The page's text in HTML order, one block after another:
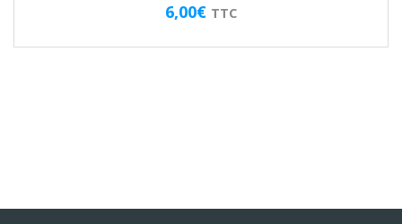
6,00€ TTC